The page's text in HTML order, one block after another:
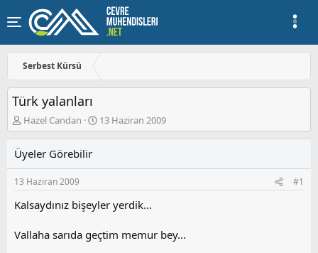
Serbest Kürsü
Türk yalanları
K
o
u
y
u
a
l
Hazel Candan
B
a
a
ı
t
13 Haziran 2009
Üyeler Görebilir
13 Haziran 2009 #1
Kalsaydınız bişeyler yerdik...
Vallaha sarıda geçtim memur bey...